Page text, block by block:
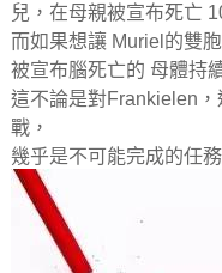
兒，在母親被宣布死亡
而如果想讓 Muriel的雙
被宣布腦死亡的 母體持
這不論是對Frankielen
戰，
幾乎是不可能完成的任務